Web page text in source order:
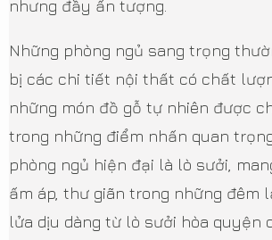
nhưng đầy ấn tượng.
Những phòng ngủ sang trọng
bị các chi tiết nội thất có chất
những món đồ gỗ tự nhiên được
trong những điểm nhấn quan
phòng ngủ hiện đại là lò sưởi,
ấm áp, thư giãn trong những đêm
lửa dịu dàng từ lò sưởi hòa quyện